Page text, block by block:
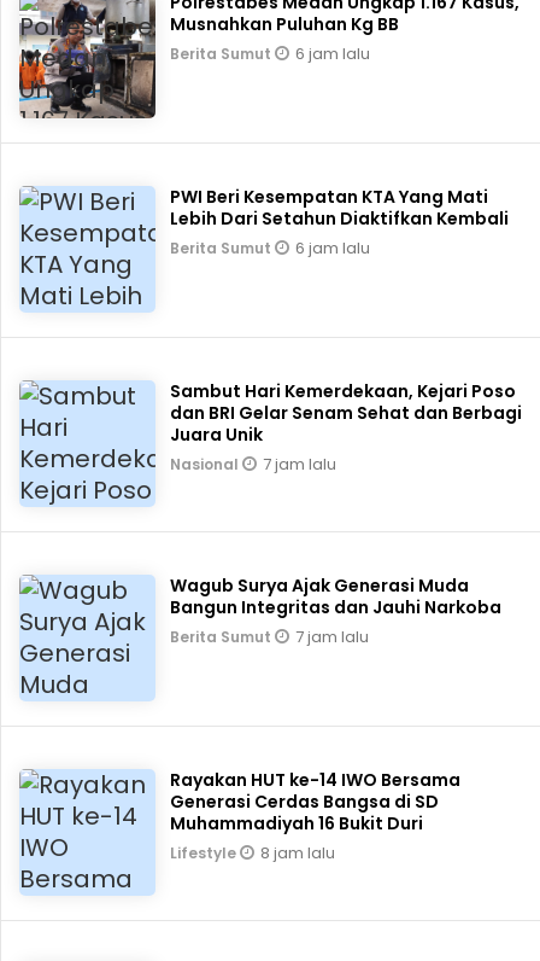
Musnahkan Puluhan Kg BB
Berita Sumut 6 jam lalu
PWI Beri Kesempatan KTA Yang Mati
Lebih Dari Setahun Diaktifkan Kembali
Berita Sumut 6 jam lalu
Sambut Hari Kemerdekaan, Kejari Poso
dan BRI Gelar Senam Sehat dan Berbagi
Juara Unik
Nasional 7 jam lalu
Wagub Surya Ajak Generasi Muda
Bangun Integritas dan Jauhi Narkoba
Berita Sumut 7 jam lalu
Rayakan HUT ke-14 IWO Bersama
Generasi Cerdas Bangsa di SD
Muhammadiyah 16 Bukit Duri
Lifestyle 8 jam lalu